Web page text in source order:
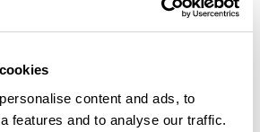
content and ads, to
features and to analyse our traffic.